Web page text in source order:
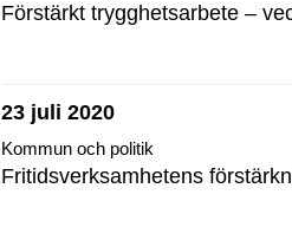
Förstärkt trygghetsarbete –
23 juli 2020
Kommun och politik
Fritidsverksamhetens